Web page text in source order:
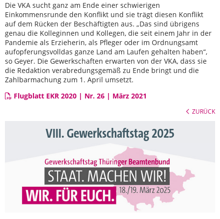
Die VKA sucht ganz am Ende einer schwierigen
Einkommensrunde den Konflikt und sie trägt diesen Konflikt
auf dem Rücken der Beschäftigten aus. „Das sind übrigens
genau die Kolleginnen und Kollegen, die seit einem Jahr in der
Pandemie als Erzieherin, als Pfleger oder im Ordnungsamt
aufopferungsvolldas ganze Land am Laufen gehalten haben“,
so Geyer. Die Gewerkschaften erwarten von der VKA, dass sie
die Redaktion verabredungsgemäß zu Ende bringt und die
Zahlbarmachung zum 1. April umsetzt.
Flugblatt EKR 2020 | Nr. 26 | März 2021
ZURÜCK
VIII. Gewerkschaftstag 2025